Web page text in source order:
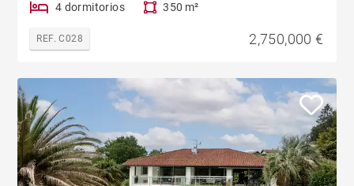
4 dormitorios 350 m²
REF. C028 2,750,000 €